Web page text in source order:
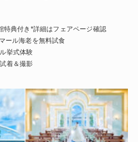
特典付き*詳細はフェアページ確認
ール海老を無料試食
挙式体験
着＆撮影